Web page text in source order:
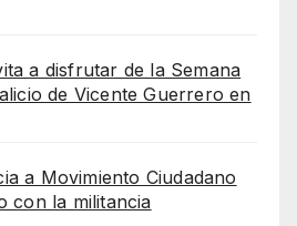
a disfrutar de la Semana
de Vicente Guerrero en
a Movimiento Ciudadano
con la militancia